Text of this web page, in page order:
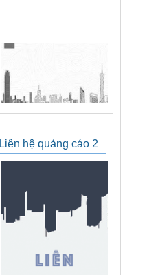
Liên hệ quảng cáo 2